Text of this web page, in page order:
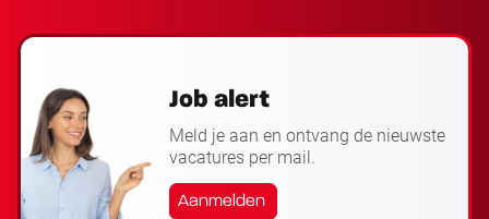
Job alert
Meld je aan en ontvang de nieuwste
vacatures per mail.
Aanmelden